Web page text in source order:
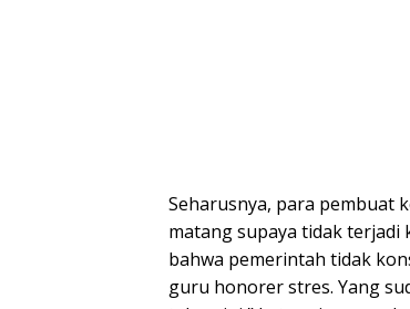
Seharusnya, para pembuat
matang supaya tidak
bahwa pemerintah tidak
guru honorer stres. Yang